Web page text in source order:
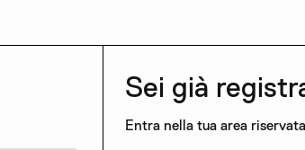
Sei già
Entra nella tua area